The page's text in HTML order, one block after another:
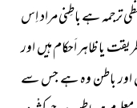
ترجمہ ہے باطِنی مراد اِس
یا ظاہر اَحکام ہیں اور
اور باطن وہ ہے جس سے